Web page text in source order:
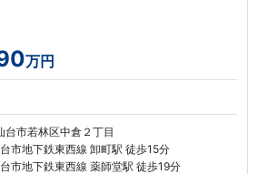
万円
台市若林区中倉２丁目
市地下鉄東西線 卸町駅 徒歩15分
市地下鉄東西線 薬師堂駅 徒歩19分